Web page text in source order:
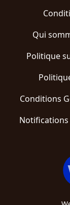
Qui
Politique
Conditions
Notifications